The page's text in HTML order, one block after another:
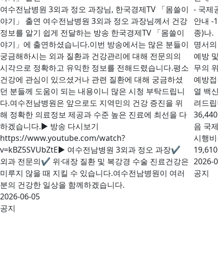
여수전남병원 3외과 정오 과장님, 한국경제TV 「몸쓸이
야기」 출연 여수전남병원 3외과 정오 과장님께서 건강
정보를 알기 쉽게 전달하는 방송 한국경제TV 「몸쓸이
야기」에 출연하셨습니다.이번 방송에서는 많은 분들이
궁금해하시는 외과 질환과 건강관리에 대해 전문의의
시각으로 정확하고 유익한 정보를 전해드렸습니다.평소
건강에 관심이 있으셨거나 관련 질환에 대해 궁금하셨
던 분들께 도움이 되는 내용이니 많은 시청 부탁드립니
다.여수전남병원은 앞으로도 지역민의 건강 증진을 위
해 정확한 의료정보 제공과 수준 높은 진료에 최선을 다
하겠습니다.▶ 방송 다시보기
https://www.youtube.com/watch?
v=kBZ5SVUbZtE▶ 여수전남병원 3외과 정오 과장✔
외과 전문의✔ 위·대장 질환 및 복강경 수술 진료건강은
미루지 않을 때 지킬 수 있습니다.여수전남병원이 여러
분의 건강한 일상을 함께하겠습니다.
2026-06-05
공지
- 국제
안내 -
종)나.
명서
예방
무의
예방
열 백
려드
음 국
시행
2026-
공지